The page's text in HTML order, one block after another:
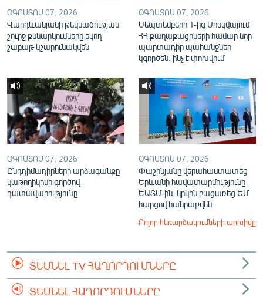
ՕԳՈՍՏՈՍ 07, 2026
Վարդևանյանի թեկնածության
շուրջ քննարկումները եկող
շաբաթ կշարունակվեն
ՕԳՈՍՏՈՍ 07, 2026
Սեպտեմբերի 1-ից Մոսկվայում
ՀՀ քաղաքացիների համար նոր
պարտադիր պահանջներ
կգործեն. ինչ է փոխվում
ՕԳՈՍՏՈՍ 07, 2026
Ընդդիմադիրների արձագանքը
կաթողիկոսի գործով
դատավարությունը
ՕԳՈՍՏՈՍ 07, 2026
Փաշինյանը վերահաստատեց
Երևանի հավատարմությունը
ԵԱՏՄ-ին, կրկին բացառեց ԵՄ
հարցով հանրաքվեն
Բոլոր հեռարձակումների արխիվը
ՏԵՍՆԵԼ TV ՀԱՂՈՐԴՈՒՄՆԵՐԸ
ՏԵՍՆԵԼ ՀԱՂՈՐԴՈՒՄՆԵՐԸ